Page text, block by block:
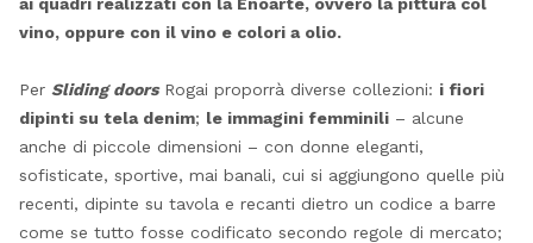
vino, oppure con il vino e colori a olio.
Per Sliding doorsRogai proporrà diverse collezioni: i fiori
dipinti su tela denim; le immagini femminili– alcune
anche di piccole dimensioni – con donne eleganti,
sofisticate, sportive, mai banali, cui si aggiungono quelle più
recenti, dipinte su tavola e recanti dietro un codice a barre
come se tutto fosse codificato secondo regole di mercato;